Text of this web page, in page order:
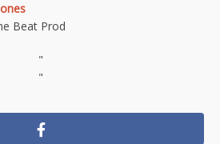
Beat Prod
"
"